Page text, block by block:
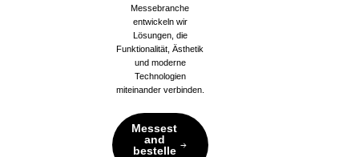
Messebranche
entwickeln wir
Lösungen, die
Funktionalität, Ästhetik
und moderne
Technologien
miteinander verbinden.
Messest
and
bestelle